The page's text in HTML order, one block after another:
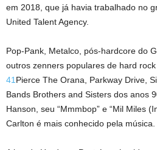
em 2018, que já havia trabalhado no
United Talent Agency.
Pop-Pank, Metalco, pós-hardcore do
outros zenners populares de hard
41 Pierce The Orana, Parkway Drive,
Bands Brothers and Sisters dos anos
Hanson, seu “Mmmbop” e “Mil Miles
Carlton é mais conhecido pela música.